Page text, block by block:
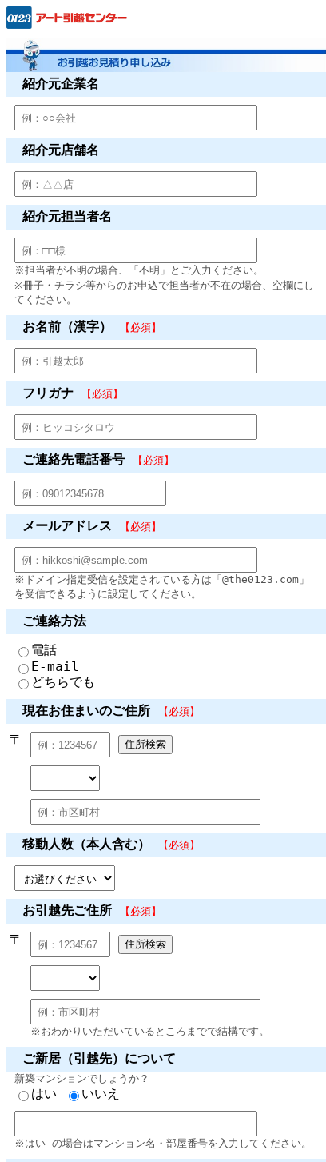
紹介元企業名
紹介元店舗名
紹介元担当者名
※担当者が不明の場合、「不明」とご入力ください。
※冊子・チラシ等からのお申込で担当者が不在の場合、空欄にし
てください。
お名前（漢字） 【必須】
フリガナ 【必須】
ご連絡先電話番号 【必須】
メールアドレス 【必須】
※ドメイン指定受信を設定されている方は「@the0123.com」
を受信できるように設定してください。
ご連絡方法
電話
E-mail
どちらでも
現在お住まいのご住所
【必須】
〒
移動人数（本人含む） 【必須】
お引越先ご住所 【必須】
〒
※おわかりいただいているところまでで結構です。
ご新居（引越先）について
新築マンションでしょうか？
はい いいえ
※はい の場合はマンション名・部屋番号を入力してください。